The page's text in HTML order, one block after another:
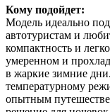
Кому подойдет:
Модель идеально
автотуристам и
компактность и
умеренном и
в жаркие зимние
температурному
опытным